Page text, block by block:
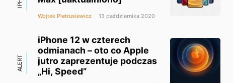
Wojtek Pietrusiewicz 13 października 2020
ALERT
iPhone 12 w czterech
odmianach – oto co Apple
jutro zaprezentuje podczas
„Hi, Speed”